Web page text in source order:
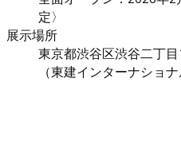
定〉
展示場所
東京都渋谷区渋谷二丁
（東建インターナショ